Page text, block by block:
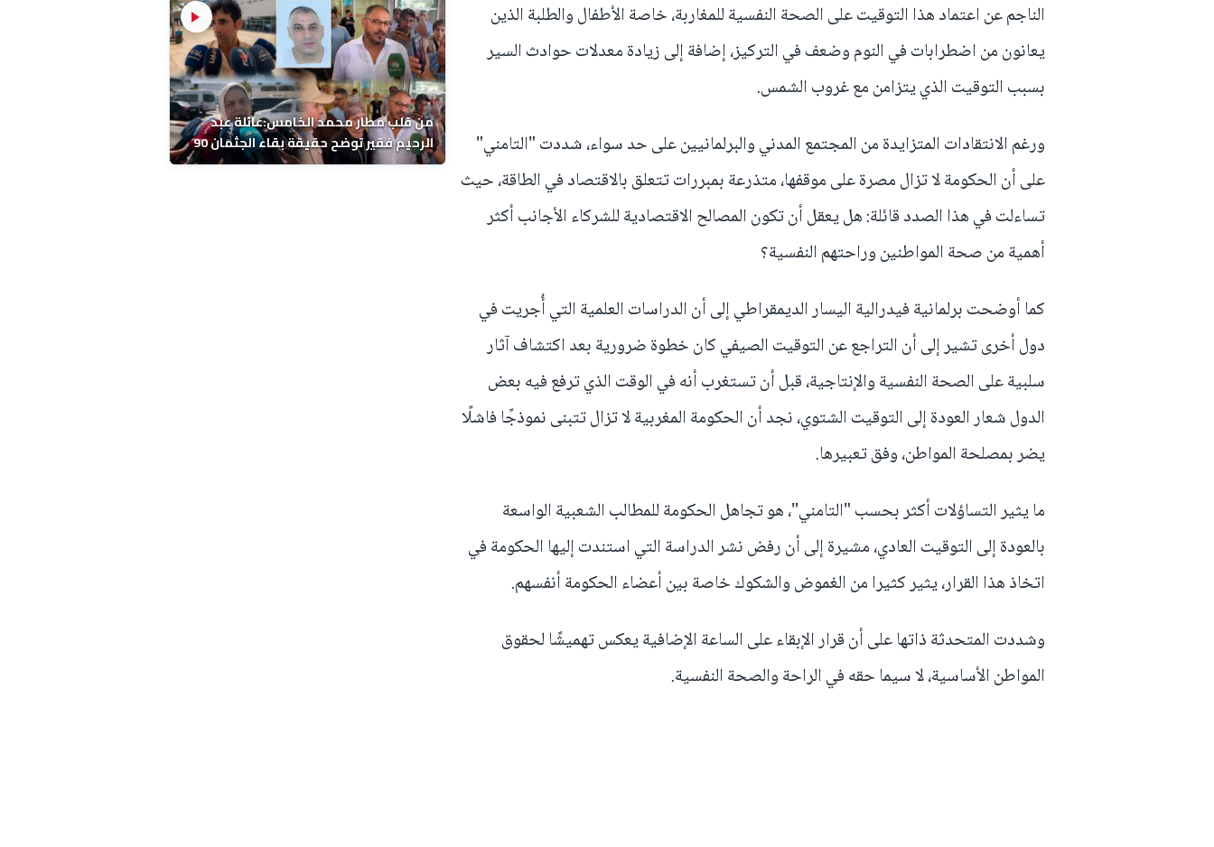
من قلب مطار محمد الخامس:عائلة عبد
الرحيم فقير توضح حقيقة بقاء الجثمان 90
يوماً قبل إعادته إلى المغرب
الناجم عن اعتماد هذا التوقيت على الصحة النفسية للمغاربة، خاصة الأطفال والطلبة الذين
يعانون من اضطرابات في النوم وضعف في التركيز، إضافة إلى زيادة معدلات حوادث السير
بسبب التوقيت الذي يتزامن مع غروب الشمس.
ورغم الانتقادات المتزايدة من المجتمع المدني والبرلمانيين على حد سواء، شددت "التامني"
على أن الحكومة لا تزال مصرة على موقفها، متذرعة بمبررات تتعلق بالاقتصاد في الطاقة، حيث
تساءلت في هذا الصدد قائلة: هل يعقل أن تكون المصالح الاقتصادية للشركاء الأجانب أكثر
أهمية من صحة المواطنين وراحتهم النفسية؟
كما أوضحت برلمانية فيدرالية اليسار الديمقراطي إلى أن الدراسات العلمية التي أُجريت في
دول أخرى تشير إلى أن التراجع عن التوقيت الصيفي كان خطوة ضرورية بعد اكتشاف آثار
سلبية على الصحة النفسية والإنتاجية، قبل أن تستغرب أنه في الوقت الذي ترفع فيه بعض
الدول شعار العودة إلى التوقيت الشتوي، نجد أن الحكومة المغربية لا تزال تتبنى نموذجًا فاشلًا
يضر بمصلحة المواطن، وفق تعبيرها.
ما يثير التساؤلات أكثر بحسب "التامني"، هو تجاهل الحكومة للمطالب الشعبية الواسعة
بالعودة إلى التوقيت العادي، مشيرة إلى أن رفض نشر الدراسة التي استندت إليها الحكومة في
اتخاذ هذا القرار، يثير كثيرا من الغموض والشكوك خاصة بين أعضاء الحكومة أنفسهم.
وشددت المتحدثة ذاتها على أن قرار الإبقاء على الساعة الإضافية يعكس تهميشًا لحقوق
المواطن الأساسية، لا سيما حقه في الراحة والصحة النفسية.